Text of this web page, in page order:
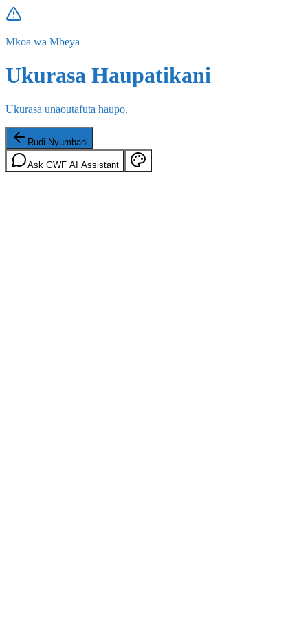
Mkoa wa Mbeya
Ukurasa Haupatikani
Ukurasa unaoutafuta haupo.
Rudi Nyumbani
Ask GWF AI Assistant